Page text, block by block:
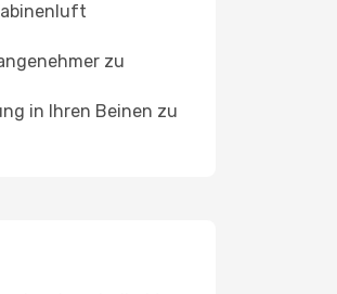
zu
in Ihren Beinen zu